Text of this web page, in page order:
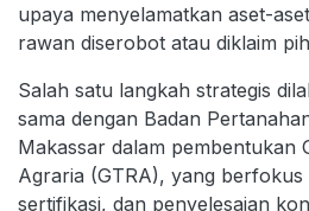
upaya menyelamatkan aset-
rawan diserobot atau diklaim
Salah satu langkah strategis
sama dengan Badan
Makassar dalam pembentukan
Agraria (GTRA), yang berfokus
sertifikasi, dan penyelesaian